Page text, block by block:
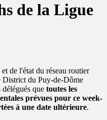
de la Ligue
de l'état du réseau routier
du Puy-de-Dôme
que toutes les
prévues pour ce week-
à une date ultérieure.